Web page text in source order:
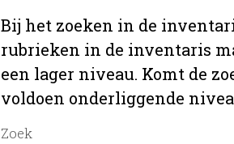
Bij het zoeken in de
rubrieken in de inventaris
een lager niveau. Komt de
voldoen onderliggende
Zoek